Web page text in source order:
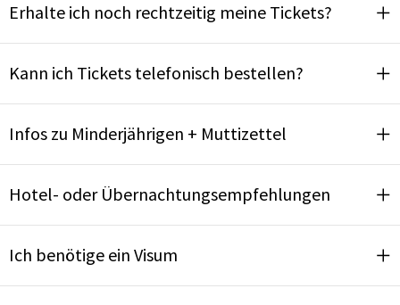
Erhalte ich noch rechtzeitig meine Tickets?
Kann ich Tickets telefonisch bestellen?
Infos zu Minderjährigen + Muttizettel
Hotel- oder Übernachtungsempfehlungen
Ich benötige ein Visum